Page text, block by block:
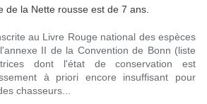
de la Nette rousse est de 7 ans.
au Livre Rouge national des espèces
II de la Convention de Bonn (liste
dont l'état de conservation est
à priori encore insuffisant pour
chasseurs...